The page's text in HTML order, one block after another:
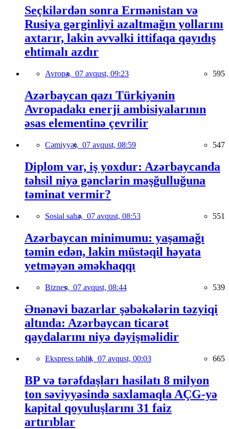
Seçkilərdən sonra Ermənistan və
Rusiya gərginliyi azaltmağın yollarını
axtarır, lakin əvvəlki ittifaqa qayıdış
ehtimalı azdır
Avropa, 07 avqust, 09:23 595
Azərbaycan qazı Türkiyənin
Avropadakı enerji ambisiyalarının
əsas elementinə çevrilir
Cəmiyyət, 07 avqust, 08:59 547
Diplom var, iş yoxdur: Azərbaycanda
təhsil niyə gənclərin məşğulluğuna
təminat vermir?
Sosial sahə, 07 avqust, 08:53 551
Azərbaycan minimumu: yaşamağı
təmin edən, lakin müstəqil həyata
yetməyən əməkhaqqı
Biznes, 07 avqust, 08:44 539
Ənənəvi bazarlar şəbəkələrin təzyiqi
altında: Azərbaycan ticarət
qaydalarını niyə dəyişməlidir
Ekspress təhlil, 07 avqust, 00:03 665
BP və tərəfdaşları hasilatı 8 milyon
ton səviyyəsində saxlamaqla AÇG-yə
kapital qoyuluşlarını 31 faiz
artırıblar